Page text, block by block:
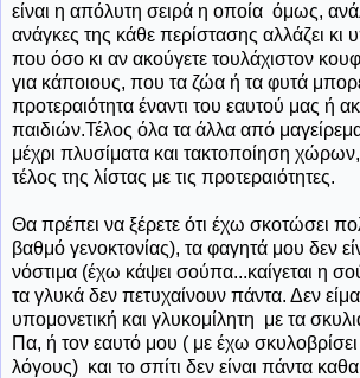
είναι η απόλυτη σειρά η οποία όμως,
ανάγκες της κάθε περίστασης αλλάζει κι
που όσο κι αν ακούγετε τουλάχιστον
για κάποιους, που τα ζώα ή τα φυτά
προτεραιότητα έναντι του εαυτού μας ή
παιδιών.Τέλος όλα τα άλλα από
μέχρι πλυσίματα και τακτοποίηση χώρων,
τέλος της λίστας με τις προτεραιότητες.
Θα πρέπει να ξέρετε ότι έχω σκοτώσει
βαθμό γενοκτονίας), τα φαγητά μου δεν
νόστιμα (έχω κάψει σούπα...καίγεται η
τα γλυκά δεν πετυχαίνουν πάντα. Δεν
υπομονετική και γλυκομίλητη με τα
Πα, ή τον εαυτό μου ( με έχω
λόγους) και το σπίτι δεν είναι πάντα